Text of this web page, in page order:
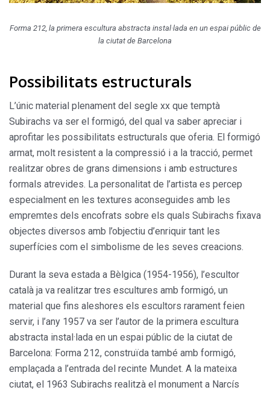
Forma 212, la primera escultura abstracta instal·lada en un espai públic de
la ciutat de Barcelona
Possibilitats estructurals
L’únic material plenament del segle xx que temptà
Subirachs va ser el formigó, del qual va saber apreciar i
aprofitar les possibilitats estructurals que oferia. El formigó
armat, molt resistent a la compressió i a la tracció, permet
realitzar obres de grans dimensions i amb estructures
formals atrevides. La personalitat de l’artista es percep
especialment en les textures aconseguides amb les
empremtes dels encofrats sobre els quals Subirachs fixava
objectes diversos amb l’objectiu d’enriquir tant les
superfícies com el simbolisme de les seves creacions.
Durant la seva estada a Bèlgica (1954-1956), l’escultor
català ja va realitzar tres escultures amb formigó, un
material que fins aleshores els escultors rarament feien
servir, i l’any 1957 va ser l’autor de la primera escultura
abstracta instal·lada en un espai públic de la ciutat de
Barcelona: Forma 212, construïda també amb formigó,
emplaçada a l’entrada del recinte Mundet. A la mateixa
ciutat, el 1963 Subirachs realitzà el monument a Narcís